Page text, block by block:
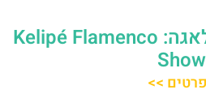
מופע פלמנקו במלאגה: Kelipé Flamenco
Show
>>